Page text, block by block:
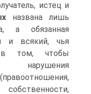
истец и
названа лишь
а обязанная
и всякий, чья
в том, чтобы
нарушения